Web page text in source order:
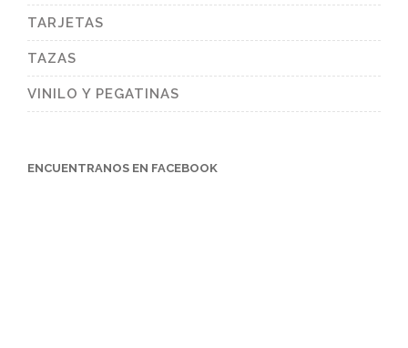
TARJETAS
TAZAS
VINILO Y PEGATINAS
ENCUENTRANOS EN FACEBOOK